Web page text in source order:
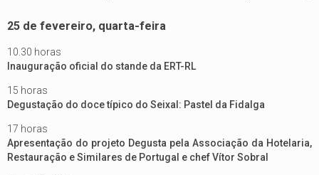
25 de fevereiro, quarta-feira
10.30 horas
Inauguração oficial do stande da ERT-RL
15 horas
Degustação do doce típico do Seixal: Pastel da Fidalga
17 horas
Apresentação do projeto Degusta pela Associação da Hotelaria,
Restauração e Similares de Portugal e chef Vítor Sobral